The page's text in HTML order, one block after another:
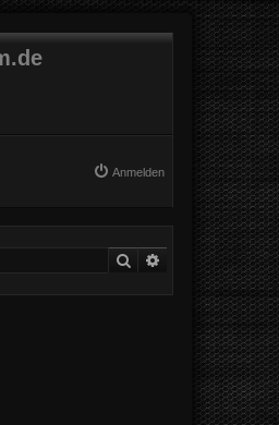
Anmelden
Suche Erweiterte Suche